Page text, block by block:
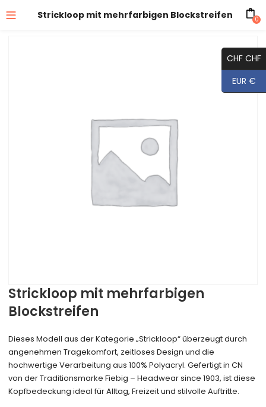
Strickloop mit mehrfarbigen Blockstreifen 0
Strickloop mit mehrfarbigen
Blockstreifen
Dieses Modell aus der Kategorie „Strickloop“ überzeugt durch
angenehmen Tragekomfort, zeitloses Design und die
hochwertige Verarbeitung aus 100% Polyacryl. Gefertigt in CN
von der Traditionsmarke Fiebig – Headwear since 1903, ist diese
Kopfbedeckung ideal für Alltag, Freizeit und stilvolle Auftritte.
CHF CHF
EUR €